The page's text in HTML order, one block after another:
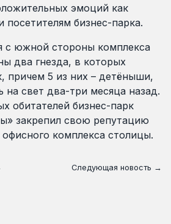
эмоций как
посетителям бизнес-парка.
с южной стороны комплекса
два гнезда, в которых
причем 5 из них – детёныши,
на свет два-три месяца назад.
обитателей бизнес-парк
закрепил свою репутацию
офисного комплекса столицы.
Следующая новость →